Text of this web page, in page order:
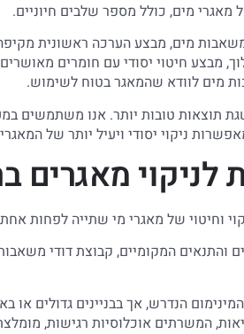
מאגרי מים, כולל מספר שלבים חיוניים.
משאבות מים, מבצע הערכה ראשונית
מבצע חיטוי יסודי עם חומרים
מים לוודא שהמאגר בטוח לשימוש.
תוצאות טובות יותר. אנו משתמשים
ניקוי יסודי ויעיל יותר של
מאגרים
וחיטוי של מאגרי מי שתייה לפחות
והתנאים המקומיים, קבוצת דודי
הנדרש, אך בבניינים גדולים
המשרתים אוכלוסיות רגישות,